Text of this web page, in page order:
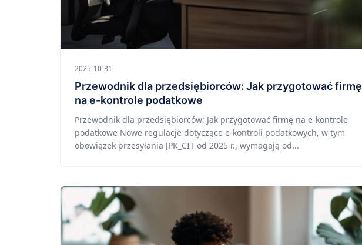
2025-10-31
Przewodnik dla przedsiębiorców: Jak przygotować firmę
na e-kontrole podatkowe
Przewodnik dla przedsiębiorców: Jak przygotować firmę na e-kontrole
podatkowe Nowe regulacje dotyczące e-kontroli podatkowych, w tym
obowiązek przesyłania JPK_CIT od 2025 r., wymagają od...